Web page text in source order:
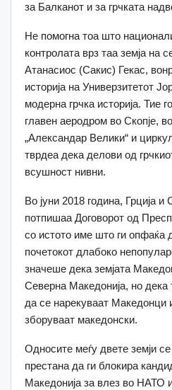
за Балканот и за грчката
Не помогна тоа што
контролата врз таа земја на
Атанасиос (Сакис) Гекас,
историја на Универзитетот
модерна грчка историја. Тие
главен аеродром во Скопје,
„Александар Велики“ и
тврдеа дека делови од
всушност нивни.
Во јуни 2018 година, Грција
потпишаа Договорот од
со истото име што ги опфаќа
почетокот длабоко
значеше дека земјата
Северна Македонија, но
да се нарекуваат Македонци
зборуваат македонски.
Односите меѓу двете земји се
престана да ги блокира
Македонија за влез во НАТО